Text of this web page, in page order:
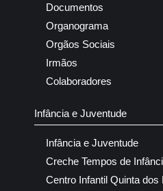
Documentos
Organograma
Orgãos Sociais
Irmãos
Colaboradores
Infância e Juventude
Infância e Juventude
Creche Tempos de
Centro Infantil Quinta dos